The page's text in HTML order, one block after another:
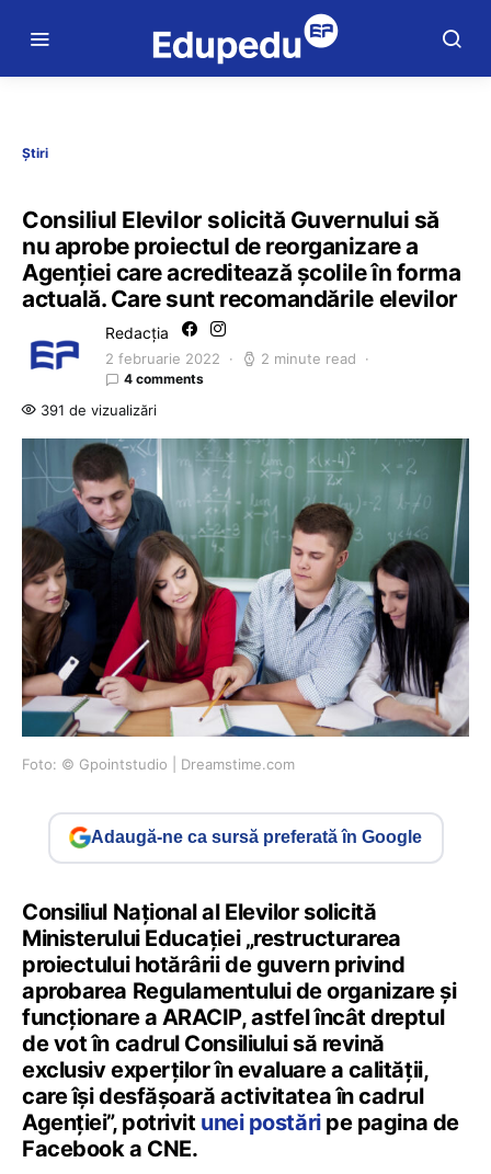
Știri
Consiliul Elevilor solicită Guvernului să
nu aprobe proiectul de reorganizare a
Agenției care acreditează școlile în forma
actuală. Care sunt recomandările elevilor
Redacția
2 februarie 2022 2 minute read
4 comments
391 de vizualizări
Foto: © Gpointstudio | Dreamstime.com
Adaugă-ne ca sursă preferată în Google
Consiliul Național al Elevilor solicită
Ministerului Educației „restructurarea
proiectului hotărârii de guvern privind
aprobarea Regulamentului de organizare și
funcționare a ARACIP, astfel încât dreptul
de vot în cadrul Consiliului să revină
exclusiv experților în evaluare a calității,
care își desfășoară activitatea în cadrul
Agenției”, potrivit unei postăripe pagina de
Facebook a CNE.